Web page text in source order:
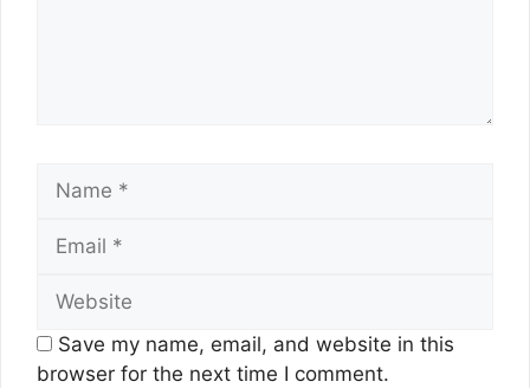
Name
Email
Website
Save my name, email, and website in this
browser for the next time I comment.